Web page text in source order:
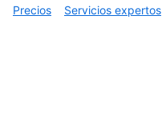
Precios
Servicios expertos